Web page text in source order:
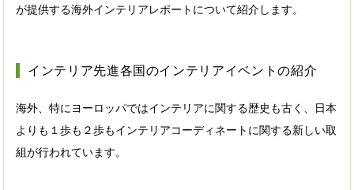
が提供する海外インテリアレポートについて紹介します。
インテリア先進各国のインテリアイベントの紹介
海外、特にヨーロッパではインテリアに関する歴史も古く、日本
よりも１歩も２歩もインテリアコーディネートに関する新しい取
組が行われています。